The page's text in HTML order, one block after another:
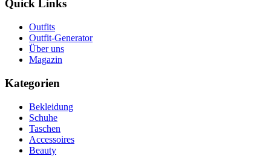
Quick Links
Outfits
Outfit-Generator
Über uns
Magazin
Kategorien
Bekleidung
Schuhe
Taschen
Accessoires
Beauty